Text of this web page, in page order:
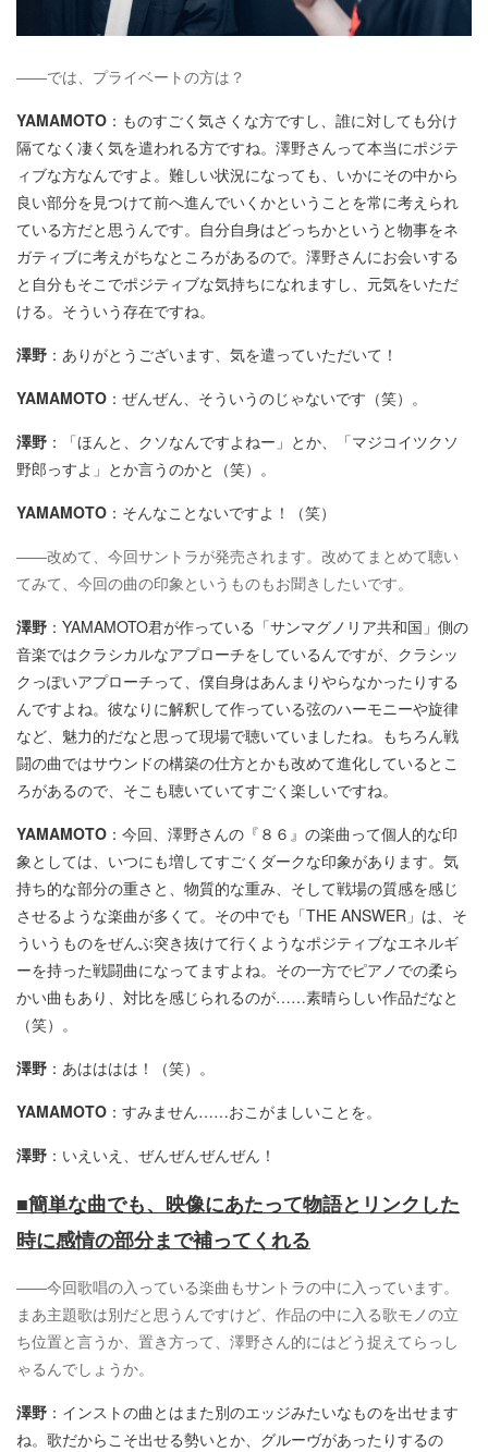
――では、プライベートの方は？
YAMAMOTO ：ものすごく気さくな方ですし、誰に対しても分け
隔てなく凄く気を遣われる方ですね。澤野さんって本当にポジテ
ィブな方なんですよ。難しい状況になっても、いかにその中から
良い部分を見つけて前へ進んでいくかということを常に考えられ
ている方だと思うんです。自分自身はどっちかというと物事をネ
ガティブに考えがちなところがあるので。澤野さんにお会いする
と自分もそこでポジティブな気持ちになれますし、元気をいただ
ける。そういう存在ですね。
澤野 ：ありがとうございます、気を遣っていただいて！
YAMAMOTO ：ぜんぜん、そういうのじゃないです（笑）。
澤野 ：「ほんと、クソなんですよねー」とか、「マジコイツクソ
野郎っすよ」とか言うのかと（笑）。
YAMAMOTO ：そんなことないですよ！（笑）
――改めて、今回サントラが発売されます。改めてまとめて聴い
てみて、今回の曲の印象というものもお聞きしたいです。
澤野 ：YAMAMOTO君が作っている「サンマグノリア共和国」側の
音楽ではクラシカルなアプローチをしているんですが、クラシッ
クっぽいアプローチって、僕自身はあんまりやらなかったりする
んですよね。彼なりに解釈して作っている弦のハーモニーや旋律
など、魅力的だなと思って現場で聴いていましたね。もちろん戦
闘の曲ではサウンドの構築の仕方とかも改めて進化しているとこ
ろがあるので、そこも聴いていてすごく楽しいですね。
YAMAMOTO ：今回、澤野さんの『８６』の楽曲って個人的な印
象としては、いつにも増してすごくダークな印象があります。気
持ち的な部分の重さと、物質的な重み、そして戦場の質感を感じ
させるような楽曲が多くて。その中でも「THE ANSWER」は、そ
ういうものをぜんぶ突き抜けて行くようなポジティブなエネルギ
ーを持った戦闘曲になってますよね。その一方でピアノでの柔ら
かい曲もあり、対比を感じられるのが……素晴らしい作品だなと
（笑）。
澤野 ：あはははは！（笑）。
YAMAMOTO ：すみません……おこがましいことを。
澤野 ：いえいえ、ぜんぜんぜんぜん！
■簡単な曲でも、映像にあたって物語とリンクした
時に感情の部分まで補ってくれる
――今回歌唱の入っている楽曲もサントラの中に入っています。
まあ主題歌は別だと思うんですけど、作品の中に入る歌モノの立
ち位置と言うか、置き方って、澤野さん的にはどう捉えてらっし
ゃるんでしょうか。
澤野 ：インストの曲とはまた別のエッジみたいなものを出せます
ね。歌だからこそ出せる勢いとか、グルーヴがあったりするの